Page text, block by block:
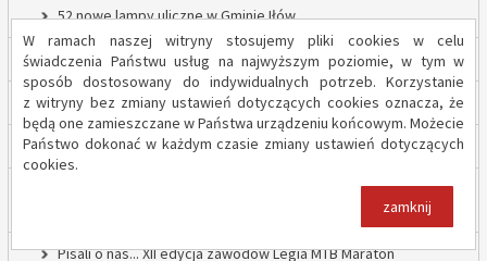
W ramach naszej witryny stosujemy pliki cookies w celu
świadczenia Państwu usług na najwyższym poziomie, w tym w
sposób dostosowany do indywidualnych potrzeb. Korzystanie
z witryny bez zmiany ustawień dotyczących cookies oznacza, że
będą one zamieszczane w Państwa urządzeniu końcowym. Możecie
Państwo dokonać w każdym czasie zmiany ustawień dotyczących
cookies.
zamknij
52 nowe lampy uliczne w Gminie Iłów
Inwestycja drogowa w Sadowie – prace rozpoczęte
Trwają inwestycje w Gminie Iłów
„Modernizacja Oczyszczalni Ścieków w Iłowie – etap II”
Strażacy z OSP Iłów walczą o pieniądze od Harnasia. Zachęcamy
Pisali o nas... XII edycja zawodów Legia MTB Maraton